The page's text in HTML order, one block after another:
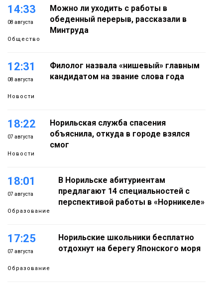
14:33
08 августа
Общество
Можно ли уходить с работы в
обеденный перерыв, рассказали в
Минтруда
12:31
08 августа
Новости
Филолог назвала «нишевый» главным
кандидатом на звание слова года
18:22
07 августа
Новости
Норильская служба спасения
объяснила, откуда в городе взялся
смог
18:01
07 августа
Образование
В Норильске абитуриентам
предлагают 14 специальностей с
перспективой работы в «Норникеле»
17:25
07 августа
Образование
Норильские школьники бесплатно
отдохнут на берегу Японского моря